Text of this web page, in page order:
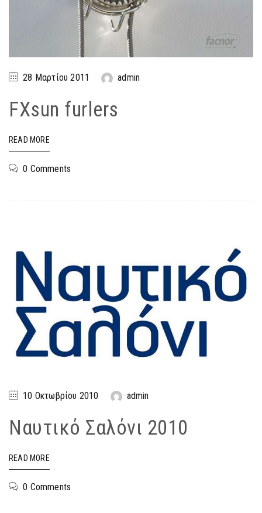
28 Μαρτίου 2011 admin
FXsun furlers
READ MORE
0 Comments
10 Οκτωβρίου 2010 admin
Ναυτικό Σαλόνι 2010
READ MORE
0 Comments